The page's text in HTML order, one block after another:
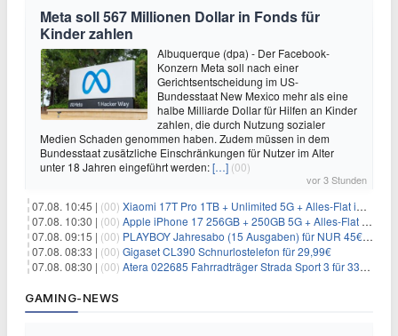
Meta soll 567 Millionen Dollar in Fonds für
Kinder zahlen
Albuquerque (dpa) - Der Facebook-
Konzern Meta soll nach einer
Gerichtsentscheidung im US-
Bundesstaat New Mexico mehr als eine
halbe Milliarde Dollar für Hilfen an Kinder
zahlen, die durch Nutzung sozialer
Medien Schaden genommen haben. Zudem müssen in dem
Bundesstaat zusätzliche Einschränkungen für Nutzer im Alter
unter 18 Jahren eingeführt werden:[…] (00)
vor 3 Stunden
07.08. 10:45 | (00) Xiaomi 17T Pro 1TB + Unlimited 5G + Alles-Flat im o2 Netz für 29,99€/Monat – eff. 1,15€/Monat
07.08. 10:30 | (00) Apple iPhone 17 256GB + 250GB 5G + Alles-Flat im Telekom-Netz für 34€/Monat – eff. 6,29€/Monat
07.08. 09:15 | (00) PLAYBOY Jahresabo (15 Ausgaben) für NUR 45€ (statt 198€)
07.08. 08:33 | (00) Gigaset CL390 Schnurlostelefon für 29,99€
07.08. 08:30 | (00) Atera 022685 Fahrradträger Strada Sport 3 für 337,48€
GAMING-NEWS